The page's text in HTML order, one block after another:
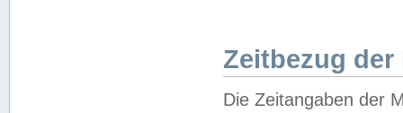
Zeitbezug der
Die Zeitangaben der